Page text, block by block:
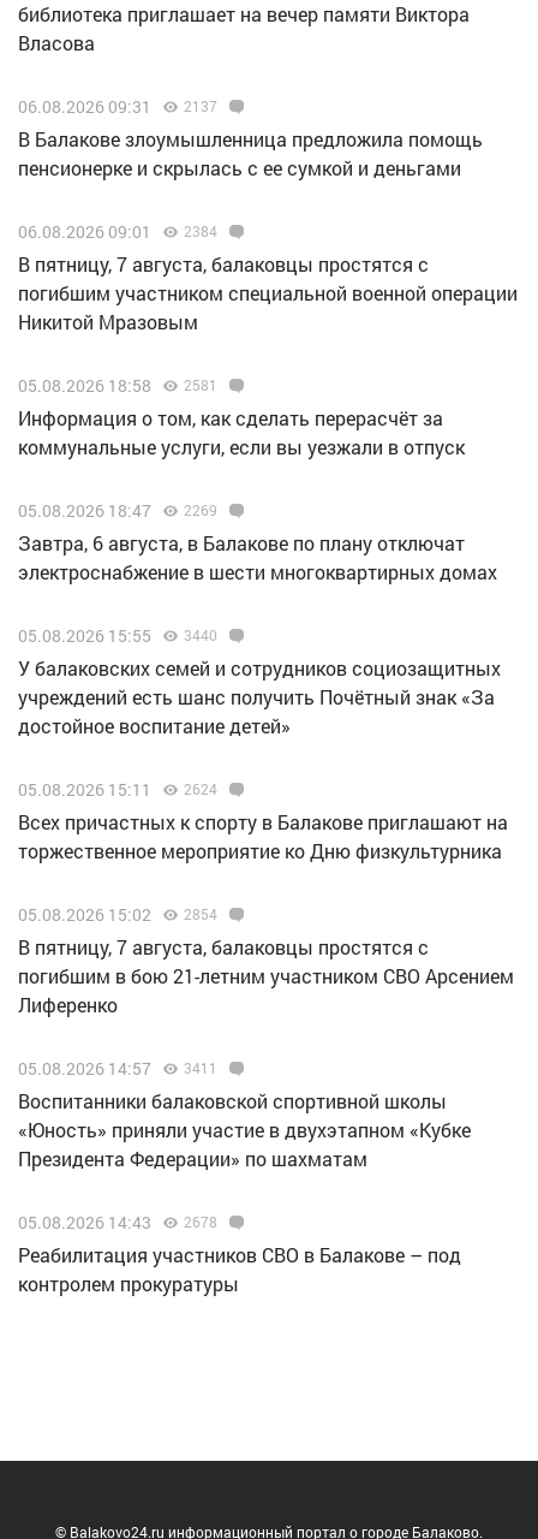
библиотека приглашает на вечер памяти Виктора
Власова
06.08.2026 09:31 2137
В Балакове злоумышленница предложила помощь
пенсионерке и скрылась с ее сумкой и деньгами
06.08.2026 09:01 2384
В пятницу, 7 августа, балаковцы простятся с
погибшим участником специальной военной операции
Никитой Мразовым
05.08.2026 18:58 2581
Информация о том, как сделать перерасчёт за
коммунальные услуги, если вы уезжали в отпуск
05.08.2026 18:47 2269
Завтра, 6 августа, в Балакове по плану отключат
электроснабжение в шести многоквартирных домах
05.08.2026 15:55 3440
У балаковских семей и сотрудников социозащитных
учреждений есть шанс получить Почётный знак «За
достойное воспитание детей»
05.08.2026 15:11 2624
Всех причастных к спорту в Балакове приглашают на
торжественное мероприятие ко Дню физкультурника
05.08.2026 15:02 2854
В пятницу, 7 августа, балаковцы простятся с
погибшим в бою 21-летним участником СВО Арсением
Лиференко
05.08.2026 14:57 3411
Воспитанники балаковской спортивной школы
«Юность» приняли участие в двухэтапном «Кубке
Президента Федерации» по шахматам
05.08.2026 14:43 2678
Реабилитация участников СВО в Балакове – под
контролем прокуратуры
© Balakovo24.ru информационный портал о городе Балаково.